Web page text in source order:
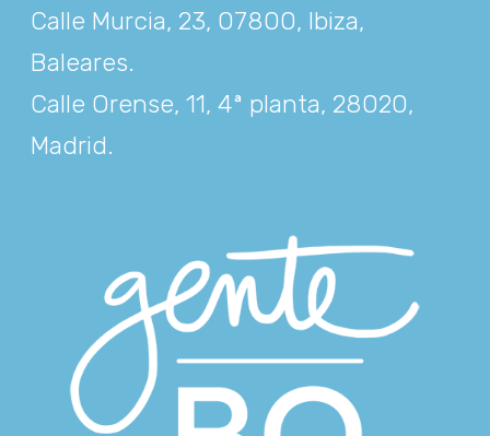
Calle Murcia, 23, 07800, Ibiza,
Baleares.
Calle Orense, 11, 4ª planta, 28020,
Madrid.